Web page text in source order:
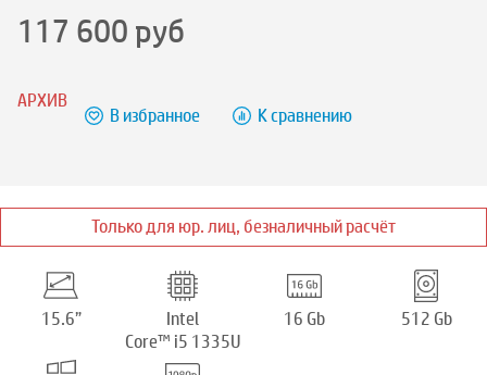
117 600 руб
АРХИВ
В избранное К сравнению
Только для юр. лиц, безналичный расчёт
15.6”
Intel
Core™ i5 1335U
16 Gb 512 Gb